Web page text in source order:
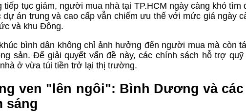
tục giảm, người mua nhà tại TP.HCM ngày càng khó tìm
án trung và cao cấp vẫn chiếm ưu thế với mức giá ngày
và khu Đông.
bình dân không chỉ ảnh hưởng đến người mua mà còn
sản. Để giải quyết vấn đề này, các chính sách hỗ trợ
ở vừa túi tiền trở lại thị trường.
ven "lên ngôi": Bình Dương và
sáng